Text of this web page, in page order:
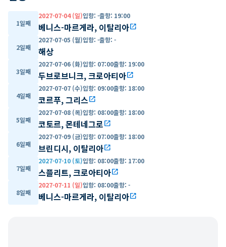
1일째
2027-07-04 (일)입항: -출항: 19:00
베니스-마르게라, 이탈리아open_in_new
2일째
2027-07-05 (월)입항: -출항: -
해상
3일째
2027-07-06 (화)입항: 07:00출항: 19:00
두브로브니크, 크로아티아open_in_new
4일째
2027-07-07 (수)입항: 09:00출항: 18:00
코르푸, 그리스open_in_new
5일째
2027-07-08 (목)입항: 08:00출항: 18:00
코토르, 몬테네그로open_in_new
6일째
2027-07-09 (금)입항: 07:00출항: 18:00
브린디시, 이탈리아open_in_new
7일째
2027-07-10 (토)입항: 08:00출항: 17:00
스플리트, 크로아티아open_in_new
8일째
2027-07-11 (일)입항: 08:00출항: -
베니스-마르게라, 이탈리아open_in_new